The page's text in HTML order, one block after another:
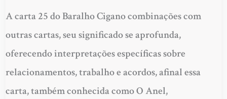
A carta 25 do Baralho Cigano combinações com
outras cartas, seu significado se aprofunda,
oferecendo interpretações específicas sobre
relacionamentos, trabalho e acordos, afinal essa
carta, também conhecida como O Anel,
COMBINAÇÕES:
GUIA
COMPLETO
DE
SIGNIFICADOS